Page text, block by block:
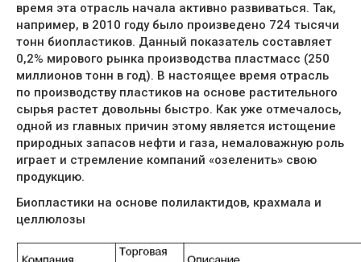
время эта отрасль начала активно развиваться. Так,
например, в 2010 году было произведено 724 тысячи
тонн биопластиков. Данный показатель составляет
0,2% мирового рынка производства пластмасс (250
миллионов тонн в год). В настоящее время отрасль
по производству пластиков на основе растительного
сырья растет довольны быстро. Как уже отмечалось,
одной из главных причин этому является истощение
природных запасов нефти и газа, немаловажную роль
играет и стремление компаний «озеленить» свою
продукцию.
Биопластики на основе полилактидов, крахмала и
целлюлозы